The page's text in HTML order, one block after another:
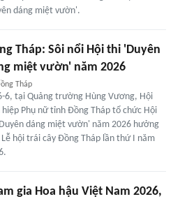
dáng miệt vườn'.
Tháp: Sôi nổi Hội thi 'Duyên
miệt vườn' năm 2026
Tháp
6, tại Quảng trường Hùng Vương, Hội
hiệp Phụ nữ tỉnh Đồng Tháp tổ chức Hội
dáng miệt vườn' năm 2026 hưởng
hội trái cây Đồng Tháp lần thứ I năm
gia Hoa hậu Việt Nam 2026,